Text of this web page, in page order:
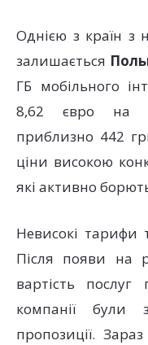
Однією з країн з
залишається
ГБ мобільного
8,62 євро на
приблизно 442
ціни високою
які активно
Невисокі тарифи
Після появи на
вартість
компанії були
пропозиції.